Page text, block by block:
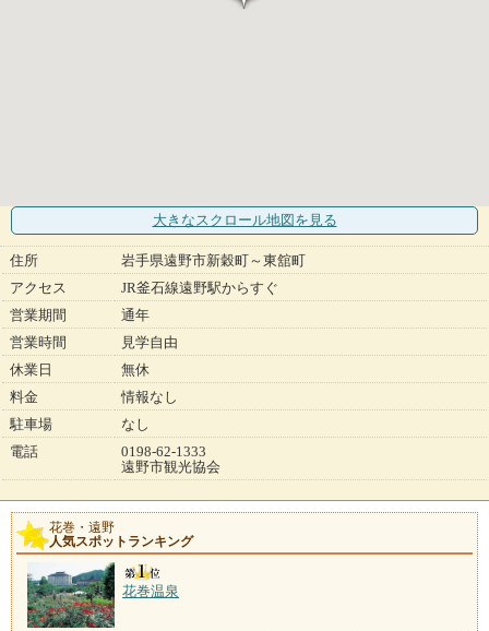
大きなスクロール地図 を見る
住所
岩手県遠野市新穀町～東舘町
アクセス
JR釜石線遠野駅からすぐ
営業期間
通年
営業時間
見学自由
休業日
無休
料金
情報なし
駐車場
なし
電話
0198-62-1333
遠野市観光協会
花巻・遠野
人気スポットランキング
花巻温泉